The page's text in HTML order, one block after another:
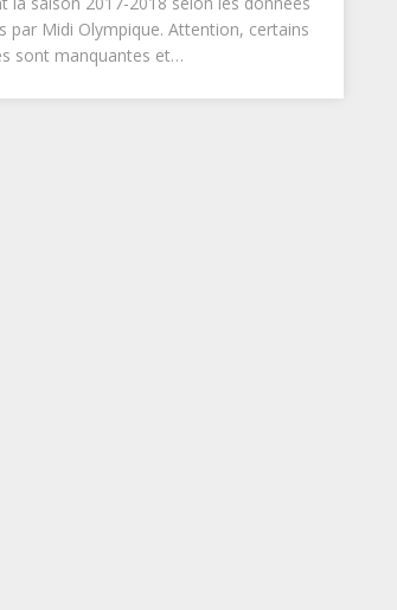
par Midi Olympique. Attention, certains
sont manquantes et…